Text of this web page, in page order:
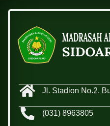
Jl. Stadion No.2,
(031) 8963805